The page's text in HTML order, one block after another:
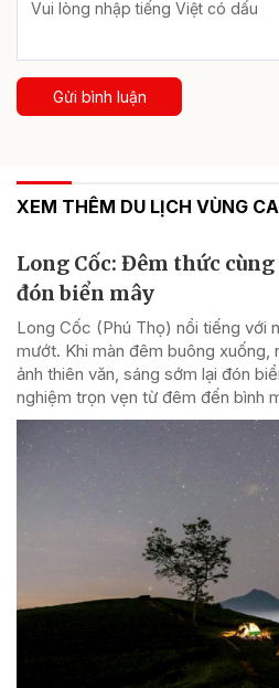
Gửi bình luận
XEM THÊM DU LỊCH VÙNG
Long Cốc: Đêm thức
đón biển mây
Long Cốc (Phú Thọ) nổi tiếng với
mướt. Khi màn đêm buông xuống,
ảnh thiên văn, sáng sớm lại đón
nghiệm trọn vẹn từ đêm đến bình